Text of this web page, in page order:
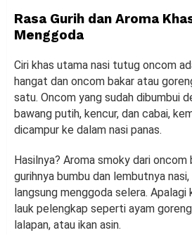
Rasa Gurih dan Aroma
Menggoda
Ciri khas utama nasi tutug oncom
hangat dan oncom bakar atau
satu. Oncom yang sudah dibumbui
bawang putih, kencur, dan cabai,
dicampur ke dalam nasi panas.
Hasilnya? Aroma smoky dari oncom
gurihnya bumbu dan lembutnya
langsung menggoda selera. Apalagi
lauk pelengkap seperti ayam
lalapan, atau ikan asin.